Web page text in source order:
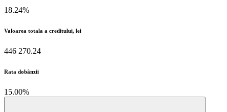
18.24%
Valoarea totala a creditului, lei
446 270.24
Rata dobânzii
15.00%